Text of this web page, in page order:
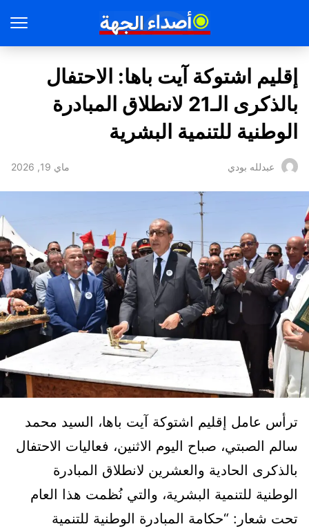
إقليم اشتوكة آيت باها: الاحتفال
بالذكرى الـ21 لانطلاق المبادرة
الوطنية للتنمية البشرية
عبدلله بودي ماي 19, 2026
ترأس عامل إقليم اشتوكة آيت باها، السيد محمد
سالم الصبتي، صباح اليوم الاثنين، فعاليات الاحتفال
بالذكرى الحادية والعشرين لانطلاق المبادرة
الوطنية للتنمية البشرية، والتي نُظمت هذا العام
تحت شعار: “حكامة المبادرة الوطنية للتنمية